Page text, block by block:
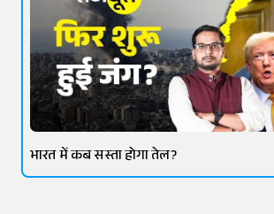
भारत में कब सस्ता होगा तेल?